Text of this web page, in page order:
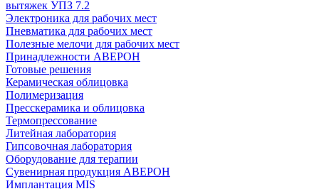
вытяжек УПЗ 7.2
Электроника для рабочих мест
Пневматика для рабочих мест
Полезные мелочи для рабочих мест
Принадлежности АВЕРОН
Готовые решения
Керамическая облицовка
Полимеризация
Пресскерамика и облицовка
Термопрессование
Литейная лаборатория
Гипсовочная лаборатория
Оборудование для терапии
Сувенирная продукция АВЕРОН
Имплантация MIS